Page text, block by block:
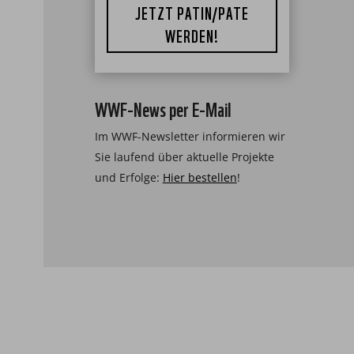
JETZT PATIN/PATE
WERDEN!
WWF-News per E-Mail
Im WWF-Newsletter informieren wir
Sie laufend über aktuelle Projekte
und Erfolge: Hier bestellen!